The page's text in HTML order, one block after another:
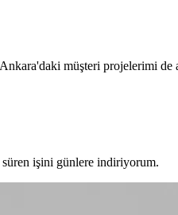
müşteri projelerimi de
işini günlere indiriyorum.